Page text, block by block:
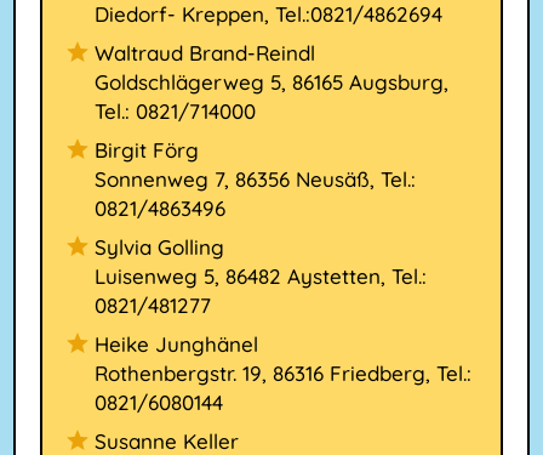
Diedorf- Kreppen, Tel.:0821/4862694
Waltraud Brand-Reindl
Goldschlägerweg 5, 86165 Augsburg,
Tel.: 0821/714000
Birgit Förg
Sonnenweg 7, 86356 Neusäß, Tel.:
0821/4863496
Sylvia Golling
Luisenweg 5, 86482 Aystetten, Tel.:
0821/481277
Heike Junghänel
Rothenbergstr. 19, 86316 Friedberg, Tel.:
0821/6080144
Susanne Keller